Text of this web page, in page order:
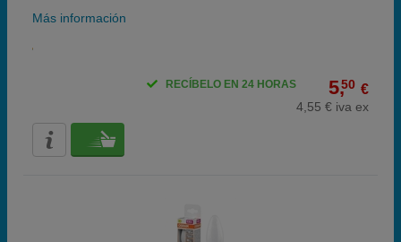
Más información
5,50 €
4,55 € iva ex
RECÍBELO EN 24 HORAS